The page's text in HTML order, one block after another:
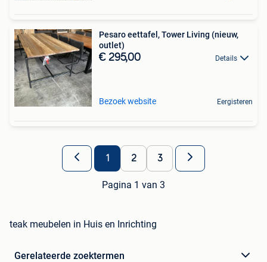
Pesaro eettafel, Tower Living (nieuw,
outlet)
€ 295,00 Details
Bezoek website Eergisteren
1 2 3
Pagina 1 van 3
teak meubelen in Huis en Inrichting
Gerelateerde zoektermen